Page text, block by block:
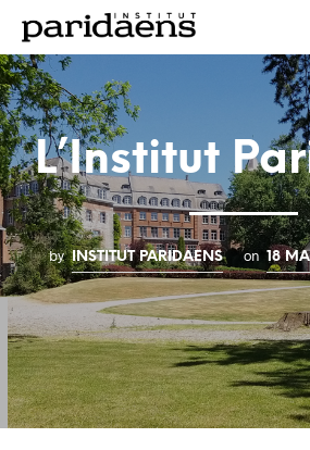
L’Institut
by INSTITUT PARIDAENS on 18